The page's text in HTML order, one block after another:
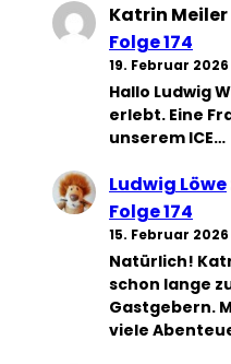
Katrin Meiler
Folge 174
19. Februar 2026
Hallo Ludwig
erlebt. Eine
unserem ICE…
Ludwig Löwe
Folge 174
15. Februar 2026
Natürlich!
schon lange
Gastgebern.
viele